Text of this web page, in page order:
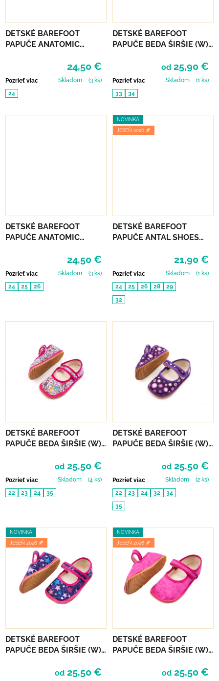
DETSKÉ BAREFOOT
PAPUČE ANATOMIC
24,50 €
Pozrieť viac Skladom
(3 ks)
24
DETSKÉ BAREFOOT
PAPUČE BEDA ŠIRŠIE (W)
od 25,90 €
Pozrieť viac Skladom
(1 ks)
33
34
DETSKÉ BAREFOOT
PAPUČE ANATOMIC
24,50 €
Pozrieť viac Skladom
(3 ks)
24
25 26
NOVINKA
JESEŇ 2026 🍂
DETSKÉ BAREFOOT
PAPUČE ANTAL SHOES
21,90 €
Pozrieť viac Skladom
(1 ks)
24
25 26 28
29
32
DETSKÉ BAREFOOT
PAPUČE BEDA ŠIRŠIE (W)
od 25,50 €
Pozrieť viac Skladom
(4 ks)
22
23 24 35
DETSKÉ BAREFOOT
PAPUČE BEDA ŠIRŠIE (W)
od 25,50 €
Pozrieť viac Skladom
(2 ks)
22
23 24 32
34
35
NOVINKA
JESEŇ 2026 🍂
DETSKÉ BAREFOOT
PAPUČE BEDA ŠIRŠIE (W)
od 25,50 €
NOVINKA
JESEŇ 2026 🍂
DETSKÉ BAREFOOT
PAPUČE BEDA ŠIRŠIE (W)
od 25,50 €